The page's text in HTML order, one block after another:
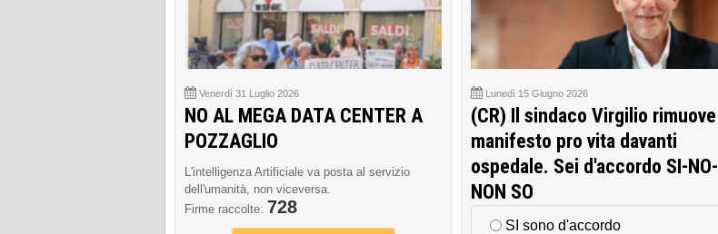
Venerdì 31 Luglio 2026
NO AL MEGA DATA CENTER A
POZZAGLIO
L'intelligenza Artificiale va posta al servizio
dell'umanità, non viceversa.
Firme raccolte: 728
Lunedì 15 Giugno 2026
(CR) Il sindaco Virgilio rimuove
manifesto pro vita davanti
ospedale. Sei d'accordo SI-NO-
NON SO
SI sono d'accordo